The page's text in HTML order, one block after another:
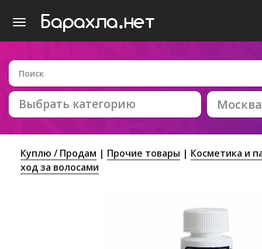
Выбрать категорию Москва
Куплю / Продам Прочие товары
Косметика и
ход за волосами